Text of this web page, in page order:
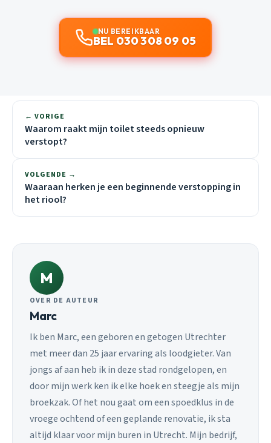
NU BEREIKBAAR
BEL 030 308 09 05
← VORIGE
Waarom raakt mijn toilet steeds opnieuw
verstopt?
VOLGENDE →
Waaraan herken je een beginnende verstopping in
het riool?
M
OVER DE AUTEUR
Marc
Ik ben Marc, een geboren en getogen Utrechter
met meer dan 25 jaar ervaring als loodgieter. Van
jongs af aan heb ik in deze stad rondgelopen, en
door mijn werk ken ik elke hoek en steegje als mijn
broekzak. Of het nou gaat om een spoedklus in de
vroege ochtend of een geplande renovatie, ik sta
altijd klaar voor mijn buren in Utrecht. Mijn bedrijf,